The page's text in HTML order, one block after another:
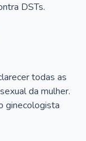
DSTs.
todas as
da mulher.
ginecologista